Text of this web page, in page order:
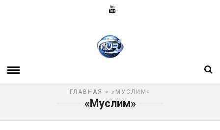
ГЛАВНАЯ » «МУСЛИМ»
«Муслим»